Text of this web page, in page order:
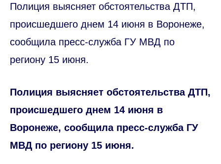
Полиция выясняет обстоятельства ДТП,
происшедшего днем 14 июня в Воронеже,
сообщила пресс-служба ГУ МВД по
региону 15 июня.
Полиция выясняет обстоятельства ДТП,
происшедшего днем 14 июня в
Воронеже, сообщила пресс-служба ГУ
МВД по региону 15 июня.